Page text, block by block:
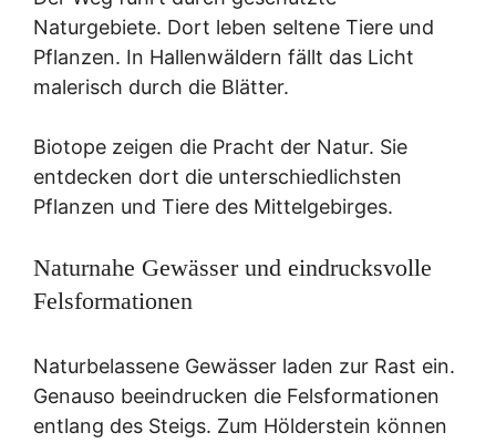
Naturgebiete. Dort leben seltene Tiere und
Pflanzen. In Hallenwäldern fällt das Licht
malerisch durch die Blätter.
Biotope zeigen die Pracht der Natur. Sie
entdecken dort die unterschiedlichsten
Pflanzen und Tiere des Mittelgebirges.
Naturnahe Gewässer und eindrucksvolle
Felsformationen
Naturbelassene Gewässer laden zur Rast ein.
Genauso beeindrucken die Felsformationen
entlang des Steigs. Zum Hölderstein können